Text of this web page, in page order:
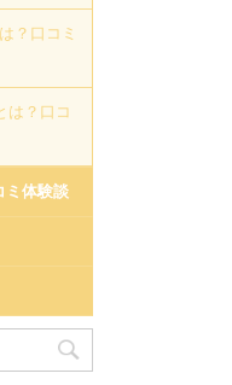
？口コミ
は？口コ
ミ体験談